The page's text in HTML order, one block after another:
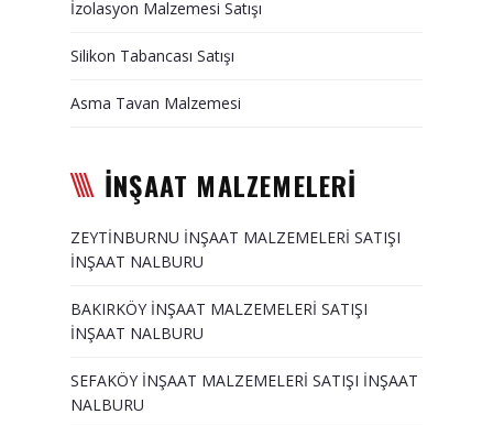
İzolasyon Malzemesi Satışı
Silikon Tabancası Satışı
Asma Tavan Malzemesi
İNŞAAT MALZEMELERİ
ZEYTİNBURNU İNŞAAT MALZEMELERİ SATIŞI
İNŞAAT NALBURU
BAKIRKÖY İNŞAAT MALZEMELERİ SATIŞI
İNŞAAT NALBURU
SEFAKÖY İNŞAAT MALZEMELERİ SATIŞI İNŞAAT
NALBURU